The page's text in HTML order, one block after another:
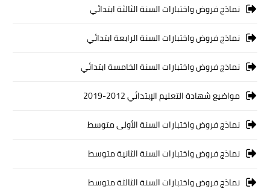
نماذج فروض واختبارات السنة الثالثة ابتدائي
نماذج فروض واختبارات السنة الرابعة ابتدائي
نماذج فروض واختبارات السنة الخامسة ابتدائي
مواضيع شهادة التعليم الإبتدائي 2012-2019
نماذج فروض واختبارات السنة الأولى متوسط
نماذج فروض واختبارات السنة الثانية متوسط
نماذج فروض واختبارات السنة الثالثة متوسط